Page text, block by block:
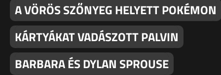
A VÖRÖS SZŐNYEG HELYETT POKÉMON
KÁRTYÁKAT VADÁSZOTT PALVIN
BARBARA ÉS DYLAN SPROUSE